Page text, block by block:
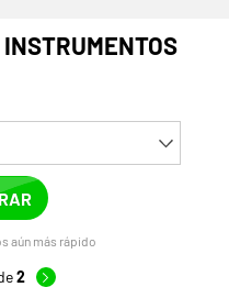
aún más rápido
2